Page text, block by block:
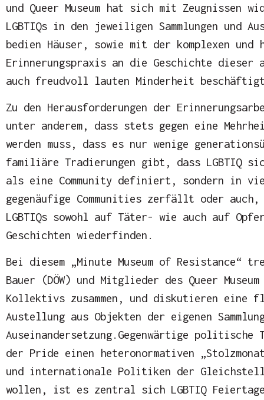
und Queer Museum hat sich mit Zeugnissen
LGBTIQs in den jeweiligen Sammlungen und
bedien Häuser, sowie mit der komplexen und
Erinnerungspraxis an die Geschichte dieser
auch freudvoll lauten Minderheit
Zu den Herausforderungen der
unter anderem, dass stets gegen eine
werden muss, dass es nur wenige
familiäre Tradierungen gibt, dass LGBTIQ
als eine Community definiert, sondern in
gegenäufige Communities zerfällt oder
LGBTIQs sowohl auf Täter- wie auch auf
Geschichten wiederfinden.
Bei diesem „Minute Museum of Resistance“
Bauer (DÖW) und Mitglieder des Queer Museum
Kollektivs zusammen, und diskutieren eine
Austellung aus Objekten der eigenen
Auseinandersetzung.Gegenwärtige politische
der Pride einen heteronormativen
und internationale Politiken der
wollen, ist es zentral sich LGBTIQ